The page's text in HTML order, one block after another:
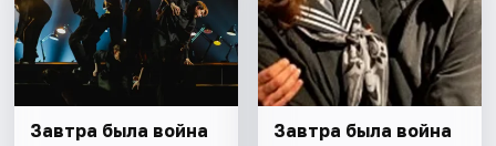
Завтра была война Завтра была война